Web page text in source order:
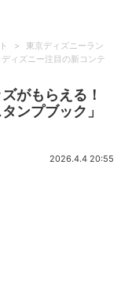
>
東京ディズニーラン
ィズニー注目の新コンテ
がもらえる！
ンプブック」
2026.4.4 20:55